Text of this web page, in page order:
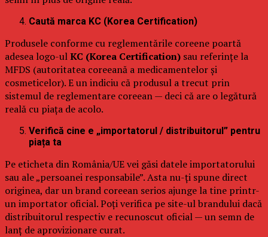
Caută marca KC (Korea Certification)
Produsele conforme cu reglementările coreene poartă
adesea logo-ulKC (Korea Certification) sau referințe la
MFDS (autoritatea coreeană a medicamentelor și
cosmeticelor). E un indiciu că produsul a trecut prin
sistemul de reglementare coreean — deci că are o legătură
reală cu piața de acolo.
Verifică cine e „importatorul / distribuitorul” pentru
piața ta
Pe eticheta din România/UE vei găsi datele importatorului
sau ale „persoanei responsabile”. Asta nu-ți spune direct
originea, dar un brand coreean serios ajunge la tine printr-
un importator oficial. Poți verifica pe site-ul brandului dacă
distribuitorul respectiv e recunoscut oficial — un semn de
lanț de aprovizionare curat.